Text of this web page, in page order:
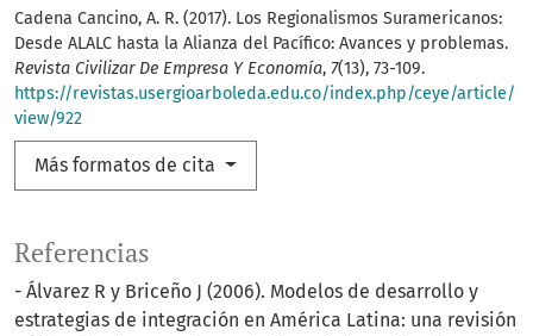
Cadena Cancino, A. R. (2017). Los Regionalismos Suramericanos:
Desde ALALC hasta la Alianza del Pacífico: Avances y problemas.
Revista Civilizar De Empresa Y Economía, 7(13), 73-109.
https://revistas.usergioarboleda.edu.co/index.php/ceye/article/
view/922
Más formatos de cita
Referencias
- Álvarez R y Briceño J (2006). Modelos de desarrollo y
estrategias de integración en América Latina: una revisión